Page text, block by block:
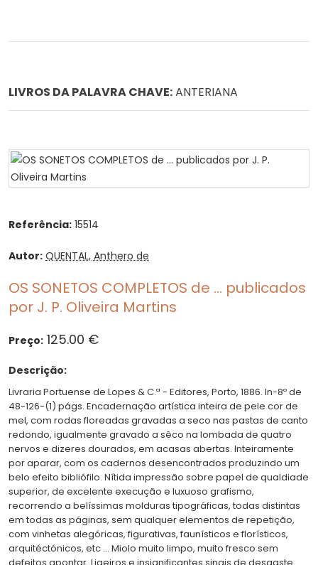
LIVROS DA PALAVRA CHAVE:ANTERIANA
Referência: 15514
Autor: QUENTAL, Anthero de
OS SONETOS COMPLETOS de ... publicados
por J. P. Oliveira Martins
Preço: 125.00 €
Descrição:
Livraria Portuense de Lopes & C.ª - Editores, Porto, 1886. In-8º de
48-126-(1) págs. Encadernação artística inteira de pele cor de
mel, com rodas floreadas gravadas a seco nas pastas de canto
redondo, igualmente gravado a sêco na lombada de quatro
nervos e dizeres dourados, em acasas abertas. Inteiramente
por aparar, com os cadernos desencontrados produzindo um
belo efeito bibliófilo. Nítida impressão sobre papel de qualdiade
superior, de excelente execução e luxuoso grafismo,
recorrendo a belíssimas molduras tipográficas, todas distintas
em todas as páginas, sem qualquer elementos de repetição,
com vinhetas alegóricas, figurativas, faunísticos e florísticos,
arquitéctónicos, etc ... Miolo muito limpo, muito fresco sem